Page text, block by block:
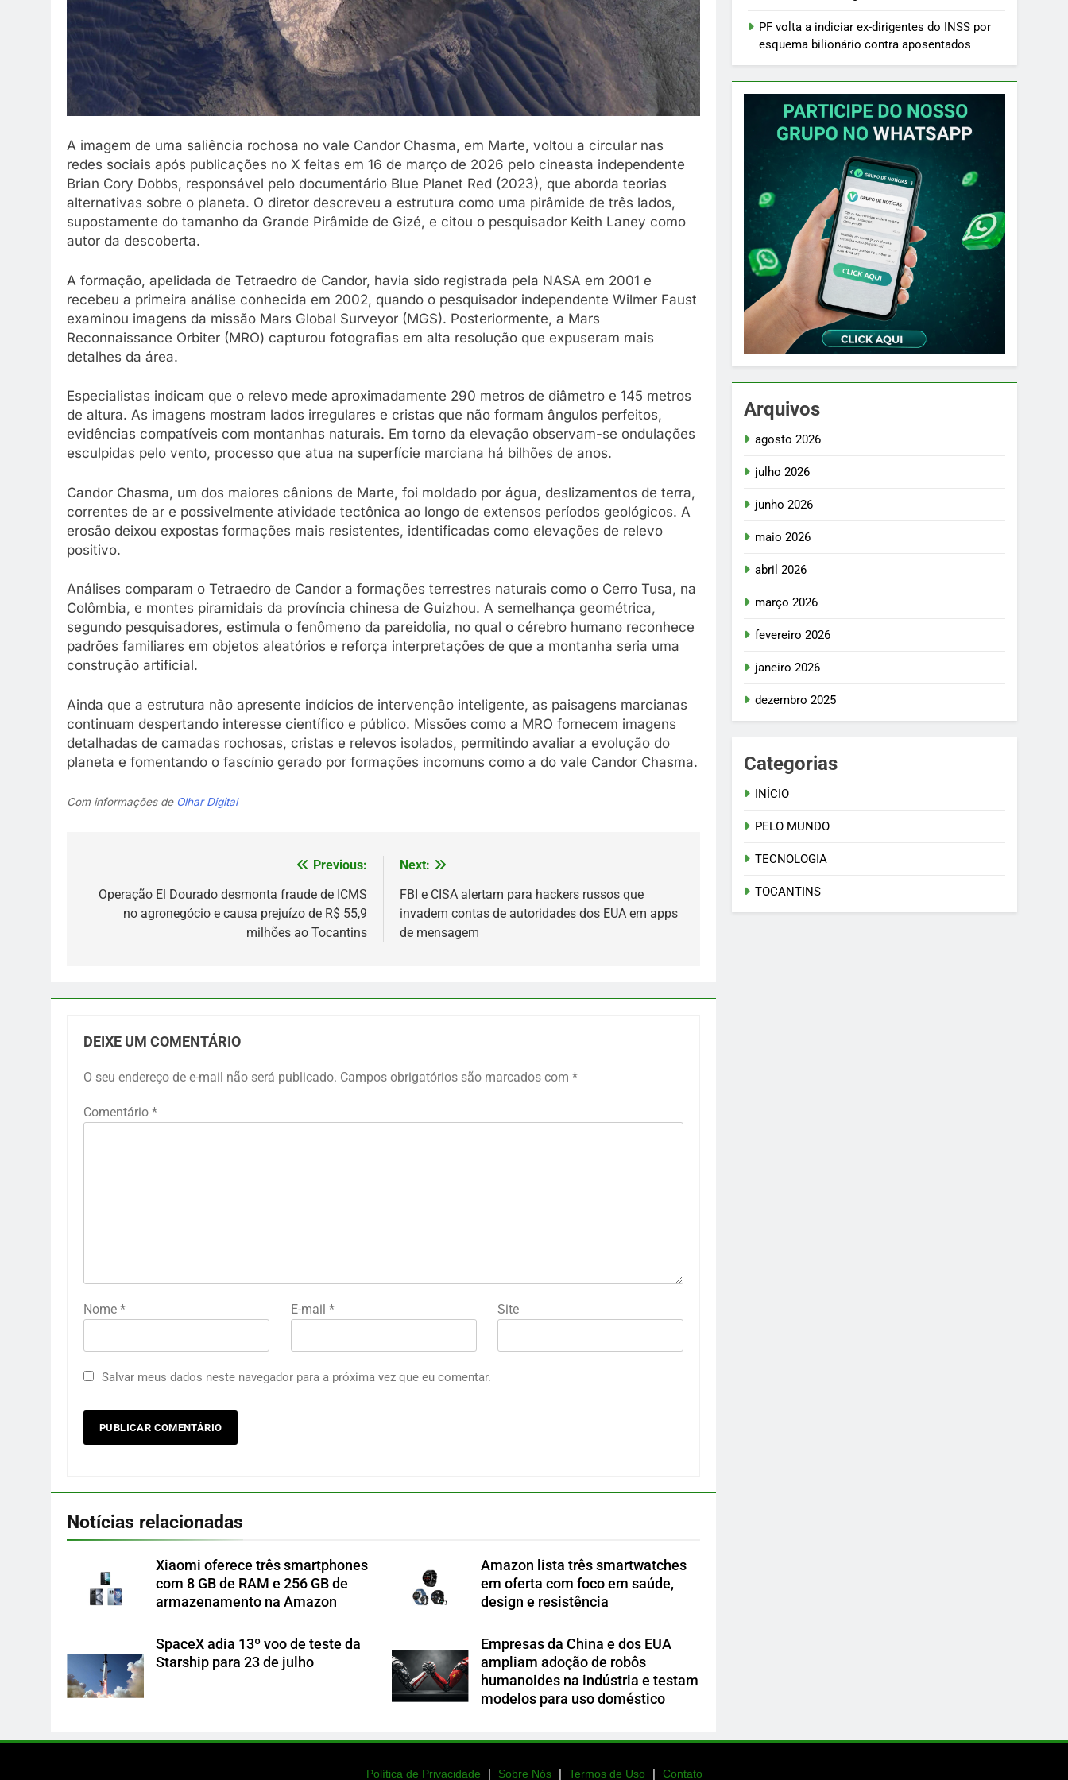
A imagem de uma saliência rochosa no vale Candor Chasma, em Marte, voltou a circular nas
redes sociais após publicações no X feitas em 16 de março de 2026 pelo cineasta independente
Brian Cory Dobbs, responsável pelo documentário Blue Planet Red (2023), que aborda teorias
alternativas sobre o planeta. O diretor descreveu a estrutura como uma pirâmide de três lados,
supostamente do tamanho da Grande Pirâmide de Gizé, e citou o pesquisador Keith Laney como
autor da descoberta.
A formação, apelidada de Tetraedro de Candor, havia sido registrada pela NASA em 2001 e
recebeu a primeira análise conhecida em 2002, quando o pesquisador independente Wilmer Faust
examinou imagens da missão Mars Global Surveyor (MGS). Posteriormente, a Mars
Reconnaissance Orbiter (MRO) capturou fotografias em alta resolução que expuseram mais
detalhes da área.
Especialistas indicam que o relevo mede aproximadamente 290 metros de diâmetro e 145 metros
de altura. As imagens mostram lados irregulares e cristas que não formam ângulos perfeitos,
evidências compatíveis com montanhas naturais. Em torno da elevação observam-se ondulações
esculpidas pelo vento, processo que atua na superfície marciana há bilhões de anos.
Candor Chasma, um dos maiores cânions de Marte, foi moldado por água, deslizamentos de terra,
correntes de ar e possivelmente atividade tectônica ao longo de extensos períodos geológicos. A
erosão deixou expostas formações mais resistentes, identificadas como elevações de relevo
positivo.
Análises comparam o Tetraedro de Candor a formações terrestres naturais como o Cerro Tusa, na
Colômbia, e montes piramidais da província chinesa de Guizhou. A semelhança geométrica,
segundo pesquisadores, estimula o fenômeno da pareidolia, no qual o cérebro humano reconhece
padrões familiares em objetos aleatórios e reforça interpretações de que a montanha seria uma
construção artificial.
Ainda que a estrutura não apresente indícios de intervenção inteligente, as paisagens marcianas
continuam despertando interesse científico e público. Missões como a MRO fornecem imagens
detalhadas de camadas rochosas, cristas e relevos isolados, permitindo avaliar a evolução do
planeta e fomentando o fascínio gerado por formações incomuns como a do vale Candor Chasma.
Com informações de Olhar Digital
de
Previous:
Operação El Dourado desmonta fraude de ICMS
no agronegócio e causa prejuízo de R$ 55,9
milhões ao Tocantins
Next:
FBI e CISA alertam para hackers russos que
invadem contas de autoridades dos EUA em apps
de mensagem
DEIXE UM COMENTÁRIO
O seu endereço de e-mail não será publicado. Campos obrigatórios são marcados com *
Comentário *
Nome * E-mail * Site
Salvar meus dados neste navegador para a próxima vez que eu comentar.
Notícias relacionadas
Xiaomi oferece três smartphones
com 8 GB de RAM e 256 GB de
armazenamento na Amazon
Amazon lista três smartwatches
em oferta com foco em saúde,
design e resistência
SpaceX adia 13º voo de teste da
Starship para 23 de julho
Empresas da China e dos EUA
ampliam adoção de robôs
humanoides na indústria e testam
modelos para uso doméstico
PF volta a indiciar ex-dirigentes do INSS por
esquema bilionário contra aposentados
Arquivos
agosto 2026
julho 2026
junho 2026
maio 2026
abril 2026
março 2026
fevereiro 2026
janeiro 2026
dezembro 2025
Categorias
INÍCIO
PELO MUNDO
TECNOLOGIA
TOCANTINS
Política de Privacidade | Sobre Nós | Termos de Uso | Contato